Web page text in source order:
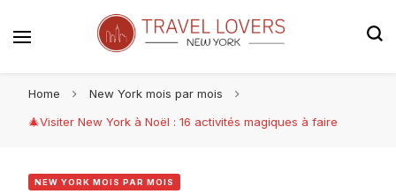
Home
New York mois par mois
🎄Visiter New York à Noël : 16 activités magiques à faire
NEW YORK MOIS PAR MOIS